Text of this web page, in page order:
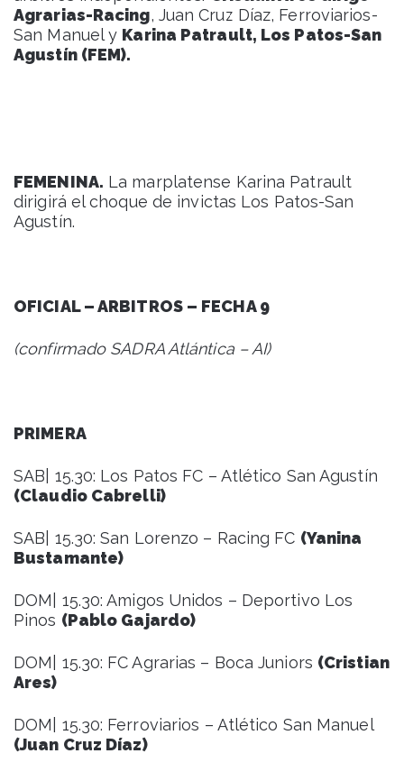
Agrarias-Racing, Juan Cruz Díaz, Ferroviarios-
San Manuel y Karina Patrault, Los Patos-San
Agustín (FEM).
FEMENINA. La marplatense Karina Patrault
dirigirá el choque de invictas Los Patos-San
Agustín.
OFICIAL – ARBITROS – FECHA 9
(confirmado SADRA Atlántica – AI)
PRIMERA
SAB| 15.30: Los Patos FC – Atlético San Agustín
(Claudio Cabrelli)
SAB| 15.30: San Lorenzo – Racing FC (Yanina
Bustamante)
DOM| 15.30: Amigos Unidos – Deportivo Los
Pinos (Pablo Gajardo)
DOM| 15.30: FC Agrarias – Boca Juniors (Cristian
Ares)
DOM| 15.30: Ferroviarios – Atlético San Manuel
(Juan Cruz Díaz)